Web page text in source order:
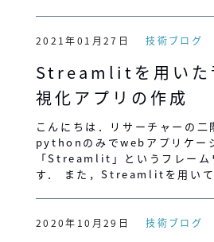
2021年01月27日 技術ブログ
Streamlitを用いた
視化アプリの作成
こんにちは．リサーチャーの二
pythonのみでwebアプリケー
「Streamlit」というフレーム
す． また，Streamlitを用い
2020年10月29日 技術ブログ